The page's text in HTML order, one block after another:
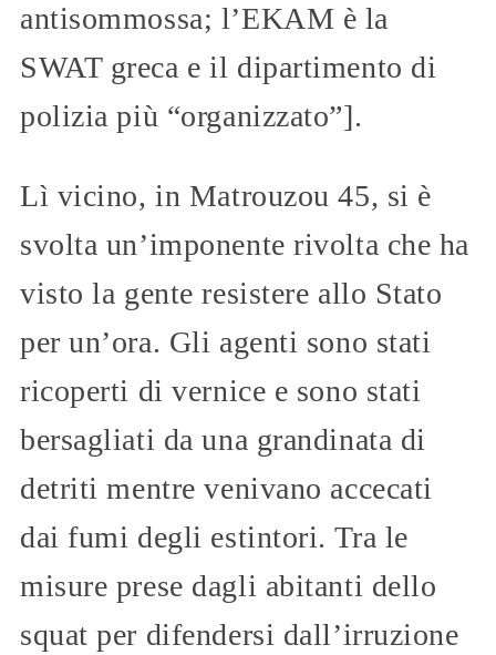
antisommossa; l’EKAM è la
SWAT greca e il dipartimento di
polizia più “organizzato”].
Lì vicino, in Matrouzou 45, si è
svolta un’imponente rivolta che ha
visto la gente resistere allo Stato
per un’ora. Gli agenti sono stati
ricoperti di vernice e sono stati
bersagliati da una grandinata di
detriti mentre venivano accecati
dai fumi degli estintori. Tra le
misure prese dagli abitanti dello
squat per difendersi dall’irruzione